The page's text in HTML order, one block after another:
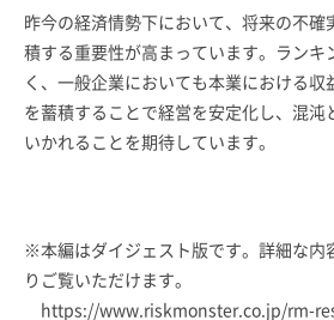
昨今の経済情勢下において、将来の不確
積する重要性が高まっています。ランキ
く、一般企業においても本業における収
を蓄積することで経営を安定化し、混沌
いかれることを期待しています。
※本編はダイジェスト版です。詳細な内
りご覧いただけます。
https://www.riskmonster.co.jp/rm-